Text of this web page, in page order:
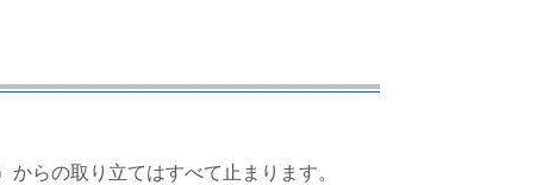
らの取り立てはすべて止まります。